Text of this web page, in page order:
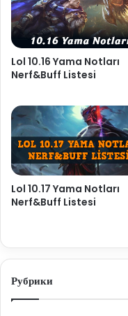
Lol 10.16 Yama Notları
Nerf&Buff Listesi
Lol 10.17 Yama Notları
Nerf&Buff Listesi
Рубрики